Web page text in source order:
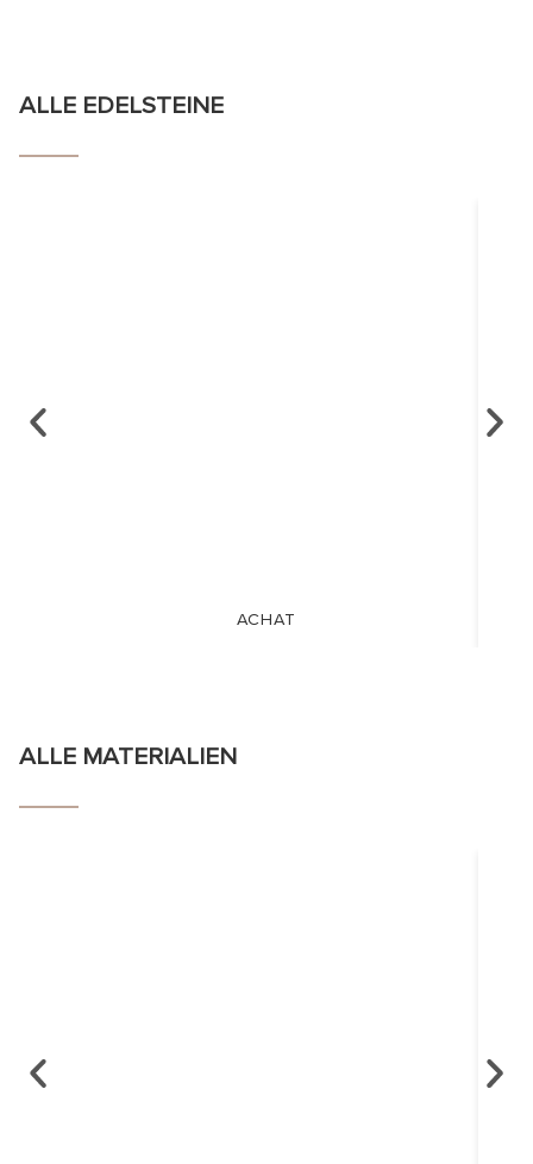
ALLE EDELSTEINE
ACHAT
ALLE MATERIALIEN